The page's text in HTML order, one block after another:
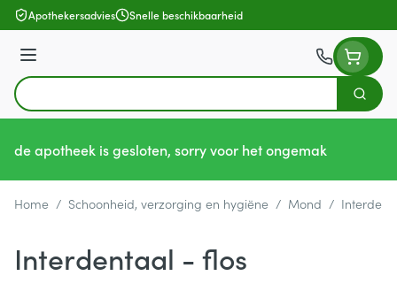
Ga naar de inhoud
Apothekersadvies Snelle beschikbaarheid
Menu
Product, merk, categorie...
Zoek
de apotheek is gesloten, sorry voor het ongemak
Home / Schoonheid, verzorging en hygiëne / Mond /
Interdentaal - flos